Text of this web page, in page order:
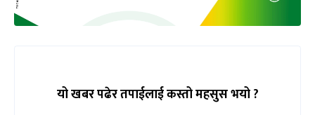
यो खबर पढेर तपाईलाई कस्तो महसुस भयो ?